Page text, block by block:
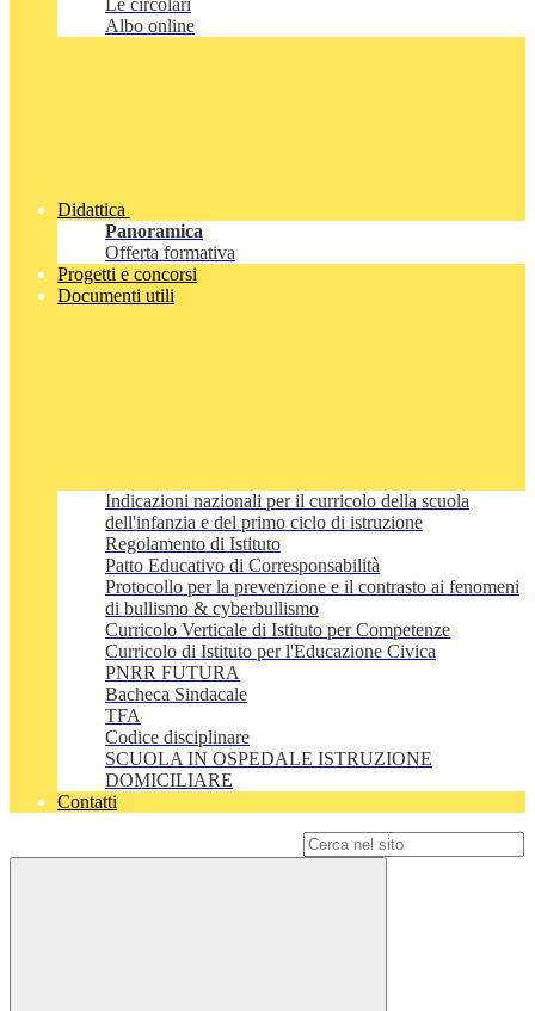
Le circolari
Albo online
Didattica
Panoramica
Offerta formativa
Progetti e concorsi
Documenti utili
Indicazioni nazionali per il curricolo della scuola
dell'infanzia e del primo ciclo di istruzione
Regolamento di Istituto
Patto Educativo di Corresponsabilità
Protocollo per la prevenzione e il contrasto ai fenomeni
di bullismo & cyberbullismo
Curricolo Verticale di Istituto per Competenze
Curricolo di Istituto per l'Educazione Civica
PNRR FUTURA
Bacheca Sindacale
TFA
Codice disciplinare
SCUOLA IN OSPEDALE ISTRUZIONE
DOMICILIARE
Contatti